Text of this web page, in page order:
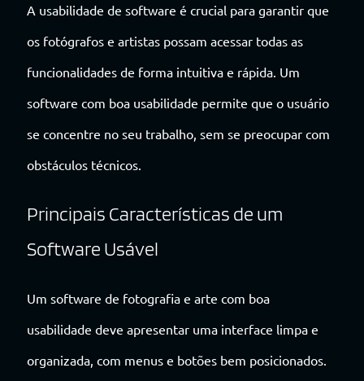
A usabilidade de software é crucial para garantir que
os fotógrafos e artistas possam acessar todas as
funcionalidades de forma intuitiva e rápida. Um
software com boa usabilidade permite que o usuário
se concentre no seu trabalho, sem se preocupar com
obstáculos técnicos.
Principais Características de um
Software Usável
Um software de fotografia e arte com boa
usabilidade deve apresentar uma interface limpa e
organizada, com menus e botões bem posicionados.